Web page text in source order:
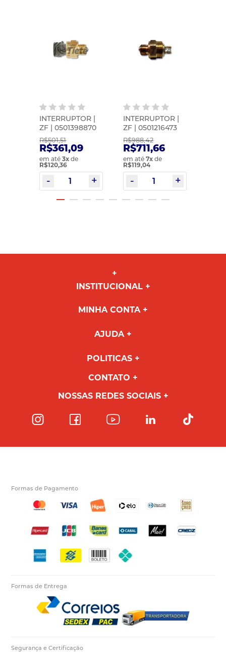
INTERRUPTOR |
ZF | 0501398870
R$501,51
R$361,09
em até3x de
R$120,36
INTERRUPTOR |
ZF | 0501216473
R$988,42
R$711,66
em até7x de
R$119,04
INSTITUCIONAL
MINHA CONTA
AJUDA
POLITICAS
CONTATO
NOSSAS REDES SOCIAIS
Formas de Pagamento
Formas de Entrega
Segurança e Certificação